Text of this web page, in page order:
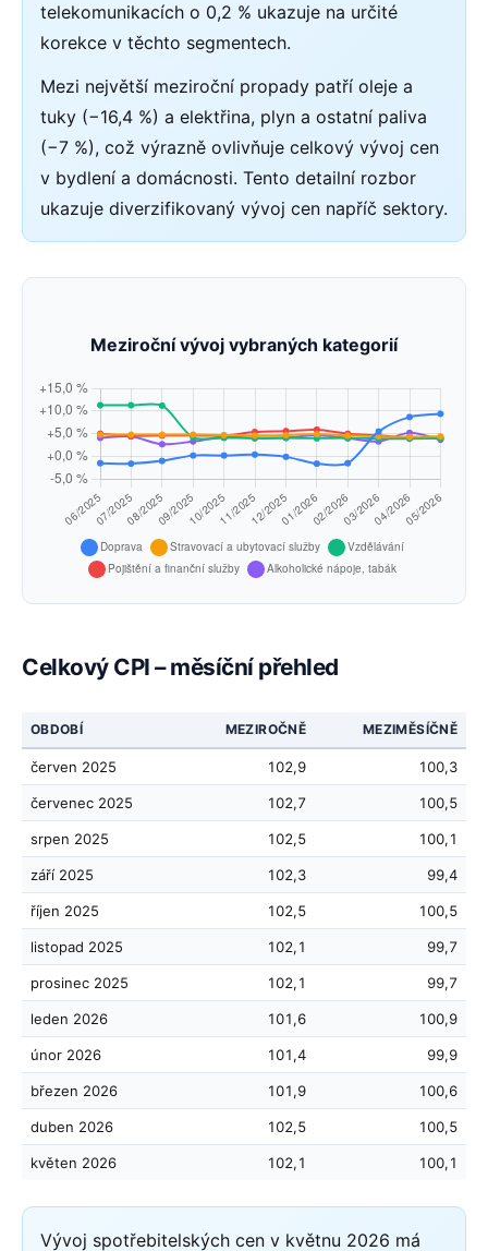
telekomunikacích o 0,2 % ukazuje na určité
korekce v těchto segmentech.
Mezi největší meziroční propady patří oleje a
tuky (−16,4 %) a elektřina, plyn a ostatní paliva
(−7 %), což výrazně ovlivňuje celkový vývoj cen
v bydlení a domácnosti. Tento detailní rozbor
ukazuje diverzifikovaný vývoj cen napříč sektory.
Meziroční vývoj vybraných kategorií
Celkový CPI – měsíční přehled
OBDOBÍ MEZIROČNĚ MEZIMĚSÍČNĚ
červen 2025 102,9 100,3
červenec 2025 102,7 100,5
srpen 2025 102,5 100,1
září 2025 102,3 99,4
říjen 2025 102,5 100,5
listopad 2025 102,1 99,7
prosinec 2025 102,1 99,7
leden 2026 101,6 100,9
únor 2026 101,4 99,9
březen 2026 101,9 100,6
duben 2026 102,5 100,5
květen 2026 102,1 100,1
Vývoj spotřebitelských cen v květnu 2026 má